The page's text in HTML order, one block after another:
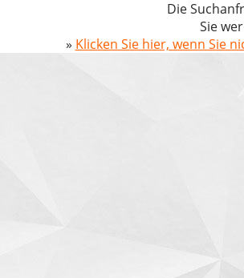
Die
Sie
» Klicken Sie hier, wenn Sie